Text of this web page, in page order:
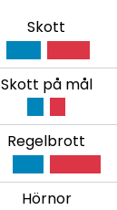
Skott
Skott på mål
Regelbrott
Hörnor